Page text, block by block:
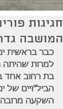
חגיגות
המושבה
כבר בראשית
למרות שהיתה
בת רחוב אחד
הביל"ויים של
השקעה מרובה